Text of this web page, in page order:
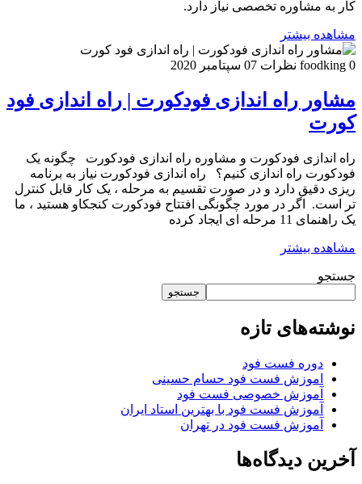
کار به مشاوره تخصصی نیاز دارد.
مشاهده بیشتر
foodking 0 نظرات 07 سپتامبر 2020
مشاور راه اندازی فودکورت | راه اندازی فود
کورت
راه اندازی فودکورت و مشاوره راه اندازی فودکورت چگونه یک
فودکورت راه اندازی کنیم؟ راه اندازی فودکورت نیاز به برنامه
ریزی دقیق دارد و در صورت تقسیم به مرحله ، یک کار قابل کنترل
تر است. اگر در مورد چگونگی افتتاح فودکورت کنجکاو هستید ، ما
یک راهنمای 11 مرحله ای ایجاد کرده
مشاهده بیشتر
جستجو
جستجو
نوشته‌های تازه
دوره فست فود
اموزش فست فود حسام حسینی
آموزش خصوصی فست فود
آموزش فست فود با بهترین استاد ایران
آموزش فست فود در تهران
آخرین دیدگاه‌ها